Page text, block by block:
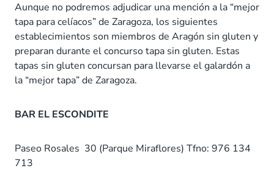
Aunque no podremos adjudicar una mención a la “mejor
tapa para celíacos” de Zaragoza, los siguientes
establecimientos son miembros de Aragón sin gluten y
preparan durante el concurso tapa sin gluten. Estas
tapas sin gluten concursan para llevarse el galardón a
la “mejor tapa” de Zaragoza.
BAR EL ESCONDITE
Paseo Rosales 30 (Parque Miraflores) Tfno: 976 134
713